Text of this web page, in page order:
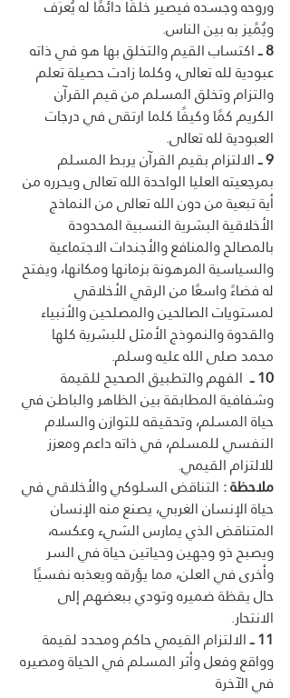
وروحه وجسده فيصير خلقًا دائمًا له يُعرَف
ويُمًيز به بين الناس.
8 ــ اكتساب القيم والتخلق بها هو في ذاته
عبودية لله تعالى، وكلما زادت حصيلة تعلم
والتزام وتخلق المسلم من قيم القرآن
الكريم كمًا وكيفًا كلما ارتقى في درجات
العبودية لله تعالى.
9 ــ الالتزام بقيم القرآن يربط المسلم
بمرجعيته العليا الواحدة الله تعالى ويحرره من
أية تبعية من دون الله تعالىمن النماذج
الأخلاقية البشرية النسبية المحدودة
بالمصالح والمنافع والأجندات الاجتماعية
والسياسية المرهونة بزمانها ومكانها، ويفتح
له فضاءً واسعًا من الرقي الأخلاقي
لمستويات الصالحين والمصلحين والأنبياء
والقدوة والنموذج الأمثل للبشرية كلها
محمد صلى الله عليه وسلم.
10 ــ
  الفهم والتطبيق الصحيح للقيمة
وشفافية المطابقة بين الظاهر والباطن في
حياة المسلم، وتحقيقه للتوازن والسلام
النفسي للمسلم، في ذاته داعم ومعزز
للالتزام القيمي.
ملاحظة : التناقض السلوكي والأخلاقي في
حياة الإنسان الغربي، يصنع منه الإنسان
المتناقض الذي يمارس الشيء وعكسه،
ويصبح ذو وجهين وحياتين حياة في السر
وأخرى في العلن، مما يؤرقه ويعذبه نفسيًا
حال يقظة ضميره وتودي ببعضهم إلى
الانتحار.
11 ــ الالتزام القيمي حاكم ومحدد لقيمة
وواقع وفعل وأثر المسلم في الحياة ومصيره
في الآخرة